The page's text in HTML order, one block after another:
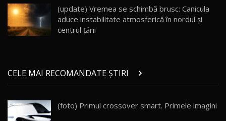
AutoBlog.MD
23:36
20
Noul ZEEKR 7X / Test Drive AutoBlog.MD
29:08
21
Micul BYD Dolphin Surf / Test Drive
AutoBlog.MD
16:59
Noua Mazda 6e / Test Drive AutoBlog.MD
(update) Vremea se schimbă brusc: Canicula
aduce instabilitate atmosferică în nordul și
centrul țării
CELE MAI RECOMANDATE ȘTIRI
(foto) Primul crossover smart. Primele imagini